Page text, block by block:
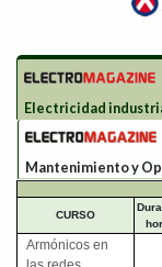
Electricidad
Mantenimiento y
CURSO
Armónicos en